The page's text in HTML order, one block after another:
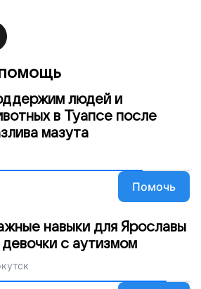
людей и
в Туапсе после
мазута
Помочь
навыки для Ярославы
с аутизмом